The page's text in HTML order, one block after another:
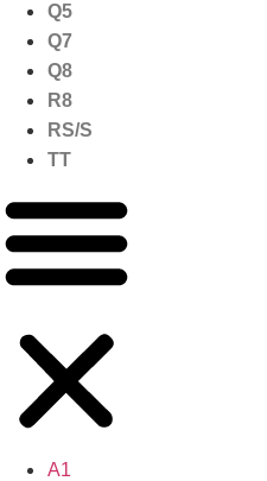
Q5
Q7
Q8
R8
RS/S
TT
A1